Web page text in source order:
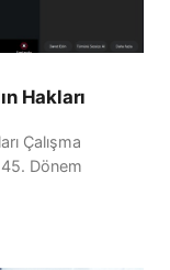
Hakları
Çalışma
45. Dönem
Çalışma